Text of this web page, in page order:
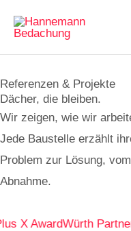
Inhalt
springen
Referenzen & Projekte
Dächer, die bleiben.
Wir zeigen, wie wir
Jede Baustelle erzählt
Problem zur Lösung,
Abnahme.
X AwardWürth